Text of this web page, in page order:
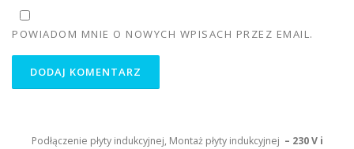
POWIADOM MNIE O NOWYCH WPISACH PRZEZ EMAIL.
Podłączenie płyty indukcyjnej, Montaż płyty indukcyjnej – 230 V i